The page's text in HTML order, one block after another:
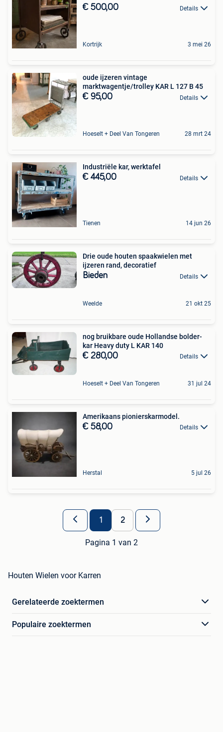
€ 500,00 Details
Kortrijk 3 mei 26
oude ijzeren vintage
marktwagentje/trolley KAR L 127 B 45
€ 95,00 Details
Hoeselt + Deel Van Tongeren 28 mrt 24
Industriële kar, werktafel
€ 445,00 Details
Tienen 14 jun 26
Drie oude houten spaakwielen met
ijzeren rand, decoratief
Bieden Details
Weelde 21 okt 25
nog bruikbare oude Hollandse bolder-
kar Heavy duty L KAR 140
€ 280,00 Details
Hoeselt + Deel Van Tongeren 31 jul 24
Amerikaans pionierskarmodel.
€ 58,00 Details
Herstal 5 jul 26
1 2
Pagina 1 van 2
Houten Wielen voor Karren
Gerelateerde zoektermen
Populaire zoektermen